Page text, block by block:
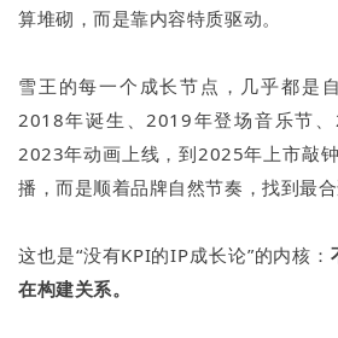
算堆砌，而是靠内容特质驱动。
雪王的每一个成长节点，几乎都是
2018年诞生、2019年登场音乐节、
2023年动画上线，到2025年上市敲
播，而是顺着品牌自然节奏，找到最合
这也是“没有KPI的IP成长论”的内核：
在构建关系。